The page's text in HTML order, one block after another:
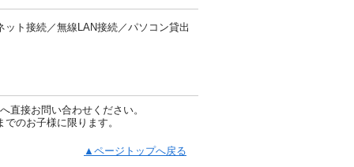
ト接続／無線LAN接続／パソコン貸出
直接お問い合わせください。
のお子様に限ります。
▲ページトップへ戻る